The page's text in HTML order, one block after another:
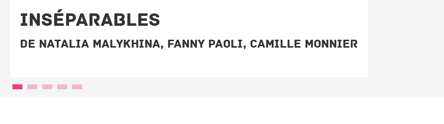
INSÉPARABLES
De Natalia Malykhina, Fanny Paoli, Camille Monnier